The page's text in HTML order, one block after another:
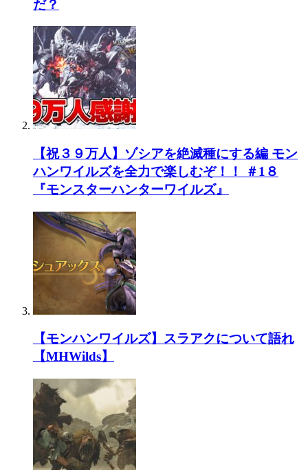
だ？
【祝３９万人】ゾシアを絶滅種にする編 モン
ハンワイルズを全力で楽しむぞ！！ ＃1８
『モンスターハンターワイルズ』
【モンハンワイルズ】スラアクについて語れ
【MHWilds】